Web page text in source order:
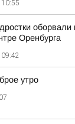
10:55
оборвали
Оренбурга
09:42
утро